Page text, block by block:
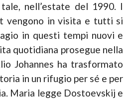
nell’estate del 1990. I
vengono in visita e tutti si
in questi tempi nuovi e
quotidiana prosegue nella
Johannes ha trasformato
in un rifugio per sé e per
Maria legge Dostoevskij e